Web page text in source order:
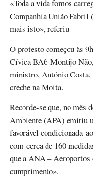
«Toda a vida fomos
Companhia União Fabril
mais isto», referiu.
O protesto começou às
Cívica BA6-Montijo
ministro, António Costa,
creche na Moita.
Recorde-se que, no mês
Ambiente (APA) emitiu
favorável condicionada
com cerca de 160
que a ANA – Aeroportos
cumprimento».